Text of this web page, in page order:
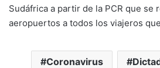
Sudáfrica a partir de la PCR que se
aeropuertos a todos los viajeros
Coronavirus